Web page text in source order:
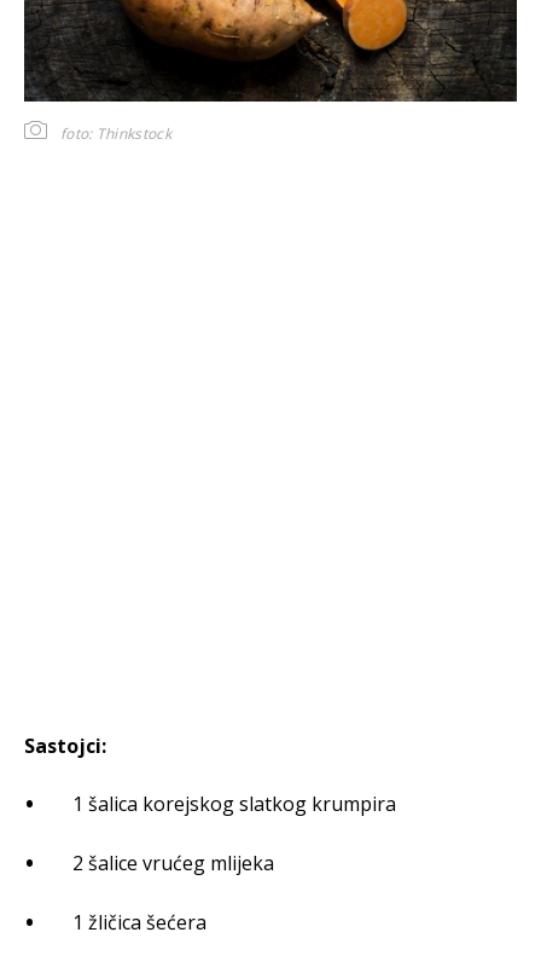
foto: Thinkstock
Sastojci:
1 šalica korejskog slatkog krumpira
2 šalice vrućeg mlijeka
1 žličica šećera